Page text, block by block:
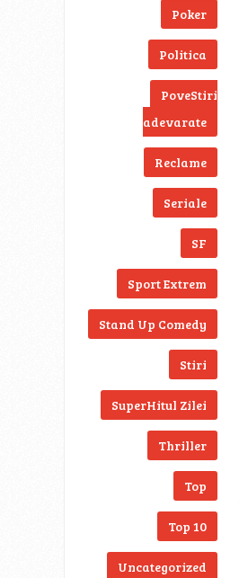
Poker
Politica
PoveStiri
adevarate
Reclame
Seriale
SF
Sport Extrem
Stand Up Comedy
Stiri
SuperHitul Zilei
Thriller
Top
Top 10
Uncategorized